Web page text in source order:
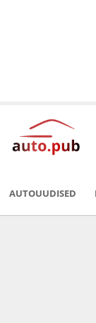
AUTOUUDISED